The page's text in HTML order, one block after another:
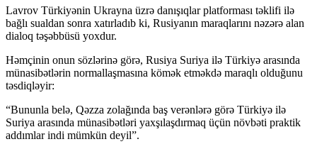
Lavrov Türkiyənin Ukrayna üzrə danışıqlar platforması təklifi ilə
bağlı sualdan sonra xatırladıb ki, Rusiyanın maraqlarını nəzərə alan
dialoq təşəbbüsü yoxdur.
Həmçinin onun sözlərinə görə, Rusiya Suriya ilə Türkiyə arasında
münasibətlərin normallaşmasına kömək etməkdə maraqlı olduğunu
təsdiqləyir:
“Bununla belə, Qəzza zolağında baş verənlərə görə Türkiyə ilə
Suriya arasında münasibətləri yaxşılaşdırmaq üçün növbəti praktik
addımlar indi mümkün deyil”.